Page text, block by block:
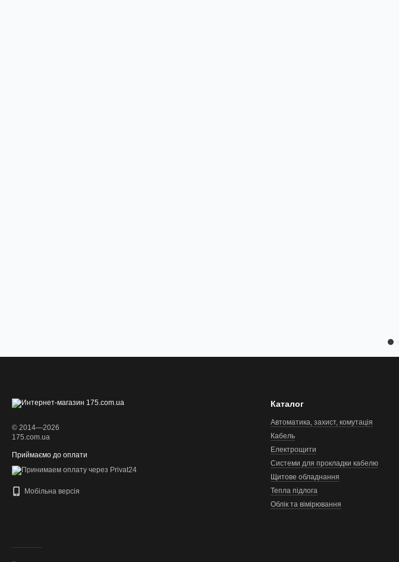
© 2014—2026
175.com.ua
Приймаємо до оплати
Мобільна версія
Каталог
Автоматика, захист, комутація
Кабель
Електрощити
Системи для прокладки кабелю
Щитове обладнання
Тепла підлога
Облік та вімірювання